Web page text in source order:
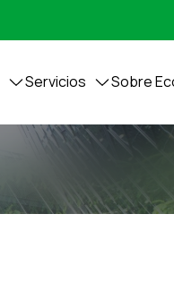
Servicios Sobre